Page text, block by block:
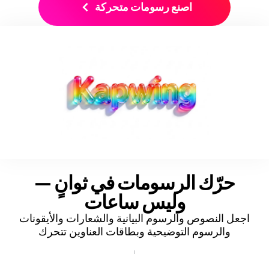
اصنع رسومات متحركة
حرّك الرسومات في ثوانٍ —
وليس ساعات
اجعل النصوص والرسوم البيانية والشعارات والأيقونات
والرسوم التوضيحية وبطاقات العناوين تتحرك